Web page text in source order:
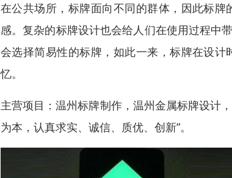
在公共场所，标牌面向不同的群体，因此标
感。复杂的标牌设计也会给人们在使用过程中
会选择简易性的标牌，如此一来，标牌在设
忆。
主营项目：温州标牌制作，温州金属标牌设计
为本，认真求实、诚信、质优、创新”。